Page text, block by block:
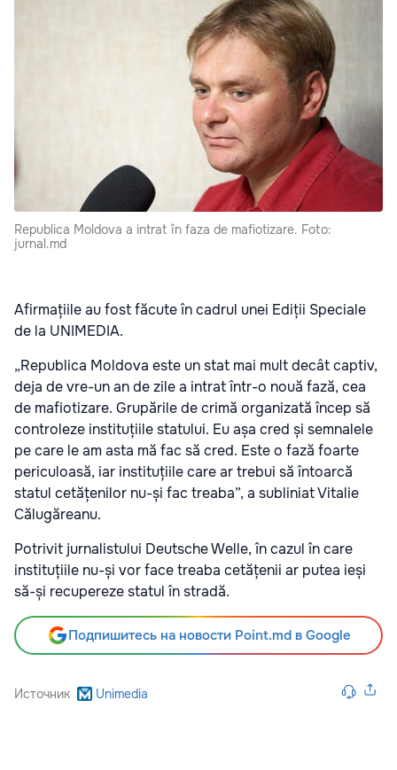
Republica Moldova a intrat în faza de mafiotizare. Foto:
jurnal.md
Afirmațiile au fost făcute în cadrul unei Ediții Speciale
de la UNIMEDIA.
„Republica Moldova este un stat mai mult decât captiv,
deja de vre-un an de zile a intrat într-o nouă fază, cea
de mafiotizare. Grupările de crimă organizată încep să
controleze instituțiile statului. Eu așa cred și semnalele
pe care le am asta mă fac să cred. Este o fază foarte
periculoasă, iar instituțiile care ar trebui să întoarcă
statul cetățenilor nu-și fac treaba”, a subliniat Vitalie
Călugăreanu.
Potrivit jurnalistului Deutsche Welle, în cazul în care
instituțiile nu-și vor face treaba cetățenii ar putea ieși
să-și recupereze statul în stradă.
Подпишитесь на новости Point.md в Google
Источник Unimedia